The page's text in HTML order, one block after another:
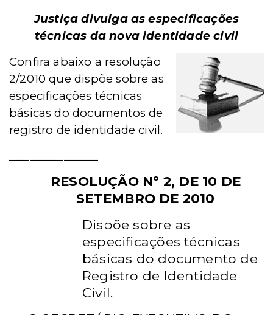
Justiça divulga as especificações
técnicas da nova identidade civil
Confira abaixo a resolução
2/2010 que dispõe sobre as
especificações técnicas
básicas do documentos de
registro de identidade civil.
RESOLUÇÃO Nº 2, DE 10 DE
SETEMBRO DE 2010
Dispõe sobre as
especificações técnicas
básicas do documento de
Registro de Identidade
Civil.